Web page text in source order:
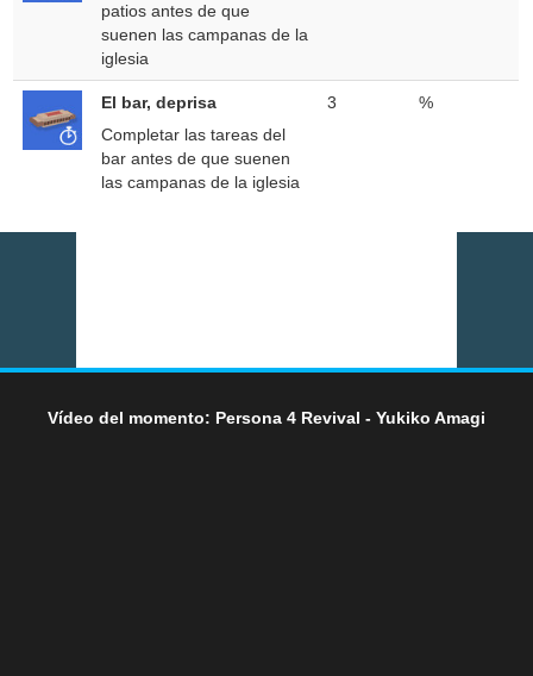
patios antes de que
suenen las campanas de la
iglesia
El bar, deprisa
Completar las tareas del
bar antes de que suenen
las campanas de la iglesia
3 %
Vídeo del momento: Persona 4 Revival - Yukiko Amagi